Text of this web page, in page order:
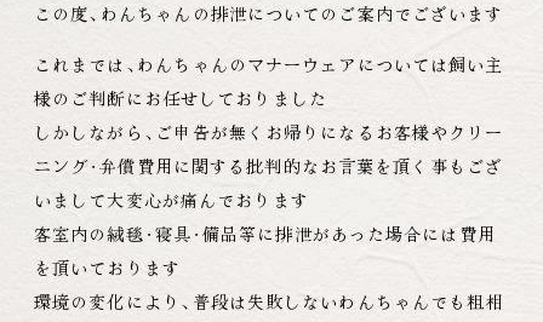
この度、わんちゃんの排泄についてのご案内でございます
これまでは 、わんちゃんのマナーウェアについては飼い主
様のご判断にお任せしておりました
しかしながら 、ご申告が無くお帰りになるお客様やクリー
ニング・弁償費用に関する批判的なお言葉を頂く事もござ
いまして大変心が痛んでおります
客室内の絨毯・寝具・備品等に排泄があった場合には費用
を頂いております
環境の変化により 、普段は失敗しないわんちゃんでも粗相